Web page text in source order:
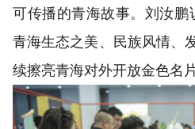
可传播的青海故事。刘汝鹏
青海生态之美、民族风情、
续擦亮青海对外开放金色名